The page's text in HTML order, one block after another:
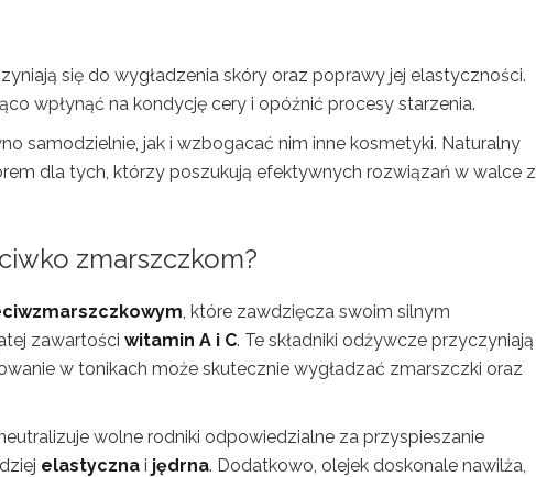
się do wygładzenia skóry oraz poprawy jej elastyczności.
wpłynąć na kondycję cery i opóźnić procesy starzenia.
samodzielnie, jak i wzbogacać nim inne kosmetyki. Naturalny
dla tych, którzy poszukują efektywnych rozwiązań w walce z
zmarszczkom?
, które zawdzięcza swoim silnym
zawartości witamin A i C. Te składniki odżywcze przyczyniają
w tonikach może skutecznie wygładzać zmarszczki oraz
wolne rodniki odpowiedzialne za przyspieszanie
elastyczna i jędrna. Dodatkowo, olejek doskonale nawilża,